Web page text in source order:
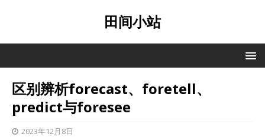
田间小站
区别辨析forecast、foretell、
predict与foresee
2023年12月8日